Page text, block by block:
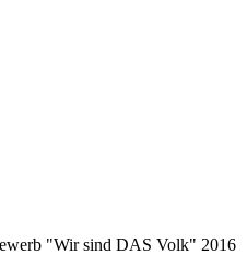
"Wir sind DAS Volk" 2016